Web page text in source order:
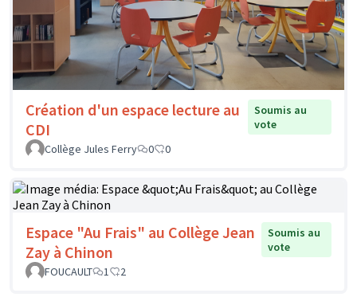
Création d'un espace lecture au
CDI
Soumis au
vote
Collège Jules Ferry
0 0
Espace "Au Frais" au Collège Jean
Zay à Chinon
Soumis au
vote
FOUCAULT
1 2